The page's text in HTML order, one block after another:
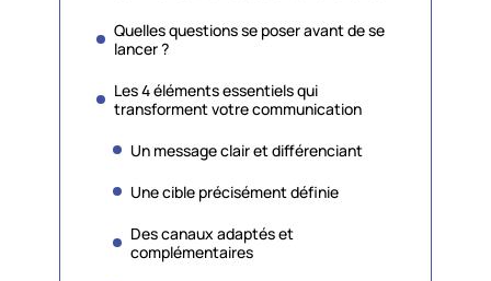
Quelles questions se poser avant de se
lancer ?
Les 4 éléments essentiels qui
transforment votre communication
Un message clair et différenciant
Une cible précisément définie
Des canaux adaptés et
complémentaires